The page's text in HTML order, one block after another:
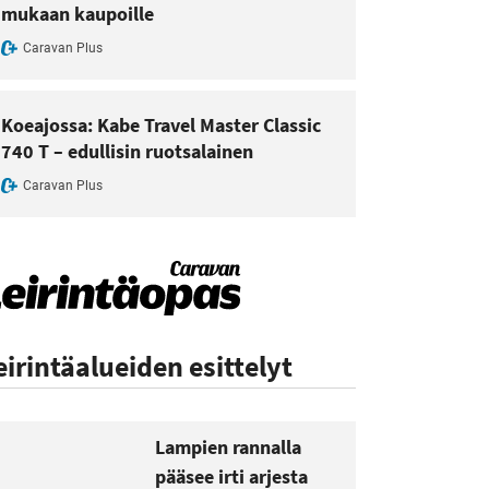
mukaan kaupoille
Caravan Plus
Koeajossa: Kabe Travel Master Classic
740 T – edullisin ruotsalainen
Caravan Plus
esittelyt
Lampien rannalla
pääsee irti arjesta